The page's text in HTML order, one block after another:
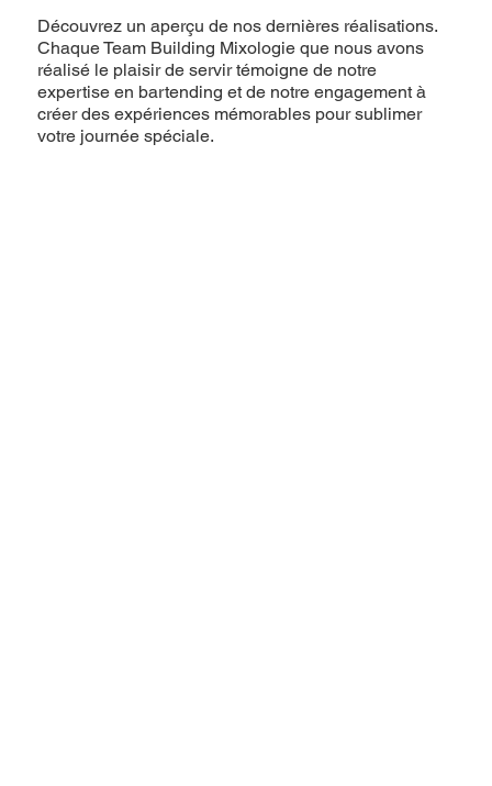
Découvrez un aperçu de nos dernières réalisations.
Chaque Team Building Mixologie que nous avons
réalisé le plaisir de servir témoigne de notre
expertise en bartending et de notre engagement à
créer des expériences mémorables pour sublimer
votre journée spéciale.